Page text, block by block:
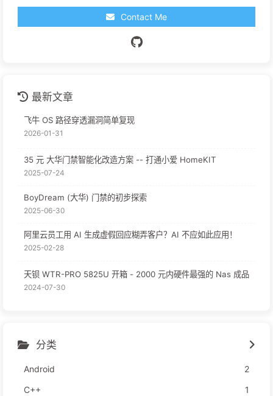
Contact Me
最新文章
飞牛 OS 路径穿透漏洞简单复现
2026-01-31
35 元 大华门禁智能化改造方案 -- 打通小爱 HomeKIT
2025-07-24
BoyDream (大华) 门禁的初步探索
2025-06-30
阿里云员工用 AI 生成虚假回应糊弄客户？AI 不应如此应用！
2025-02-28
天钡 WTR-PRO 5825U 开箱 - 2000 元内硬件最强的 Nas 成品
2024-07-30
分类
Android
2
C++
1